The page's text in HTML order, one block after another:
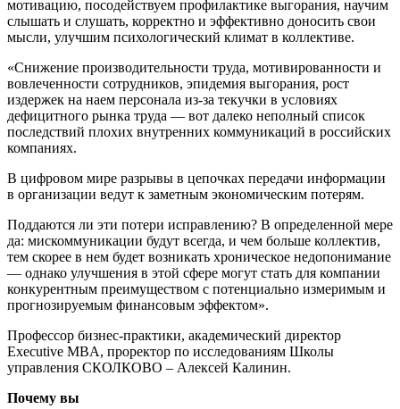
мотивацию, посодействуем профилактике выгорания, научим
слышать и слушать, корректно и эффективно доносить свои
мысли, улучшим психологический климат в коллективе.
«Снижение производительности труда, мотивированности и
вовлеченности сотрудников, эпидемия выгорания, рост
издержек на наем персонала из-за текучки в условиях
дефицитного рынка труда — вот далеко неполный список
последствий плохих внутренних коммуникаций в российских
компаниях.
В цифровом мире разрывы в цепочках передачи информации
в организации ведут к заметным экономическим потерям.
Поддаются ли эти потери исправлению? В определенной мере
да: мискоммуникации будут всегда, и чем больше коллектив,
тем скорее в нем будет возникать хроническое недопонимание
— однако улучшения в этой сфере могут стать для компании
конкурентным преимуществом с потенциально измеримым и
прогнозируемым финансовым эффектом».
Профессор бизнес-практики, академический директор
Executive MBA, проректор по исследованиям Школы
управления СКОЛКОВО – Алексей Калинин.
Почему вы